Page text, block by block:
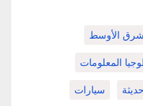
الأوسط
المعلومات
سيارات